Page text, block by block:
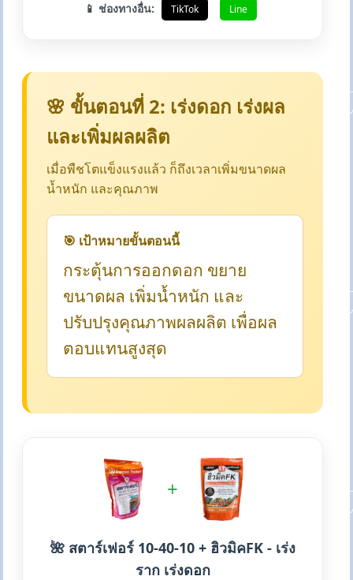
📱 ช่องทางอื่น: TikTok Line
🌸 ขั้นตอนที่ 2: เร่งดอก เร่งผล
และเพิ่มผลผลิต
เมื่อพืชโตแข็งแรงแล้ว ก็ถึงเวลาเพิ่มขนาดผล
น้ำหนัก และคุณภาพ
🎯 เป้าหมายขั้นตอนนี้
กระตุ้นการออกดอก ขยาย
ขนาดผล เพิ่มน้ำหนัก และ
ปรับปรุงคุณภาพผลผลิต เพื่อผล
ตอบแทนสูงสุด
+
🌺 สตาร์เฟอร์ 10-40-10 + ฮิวมิคFK - เร่ง
ราก เร่งดอก